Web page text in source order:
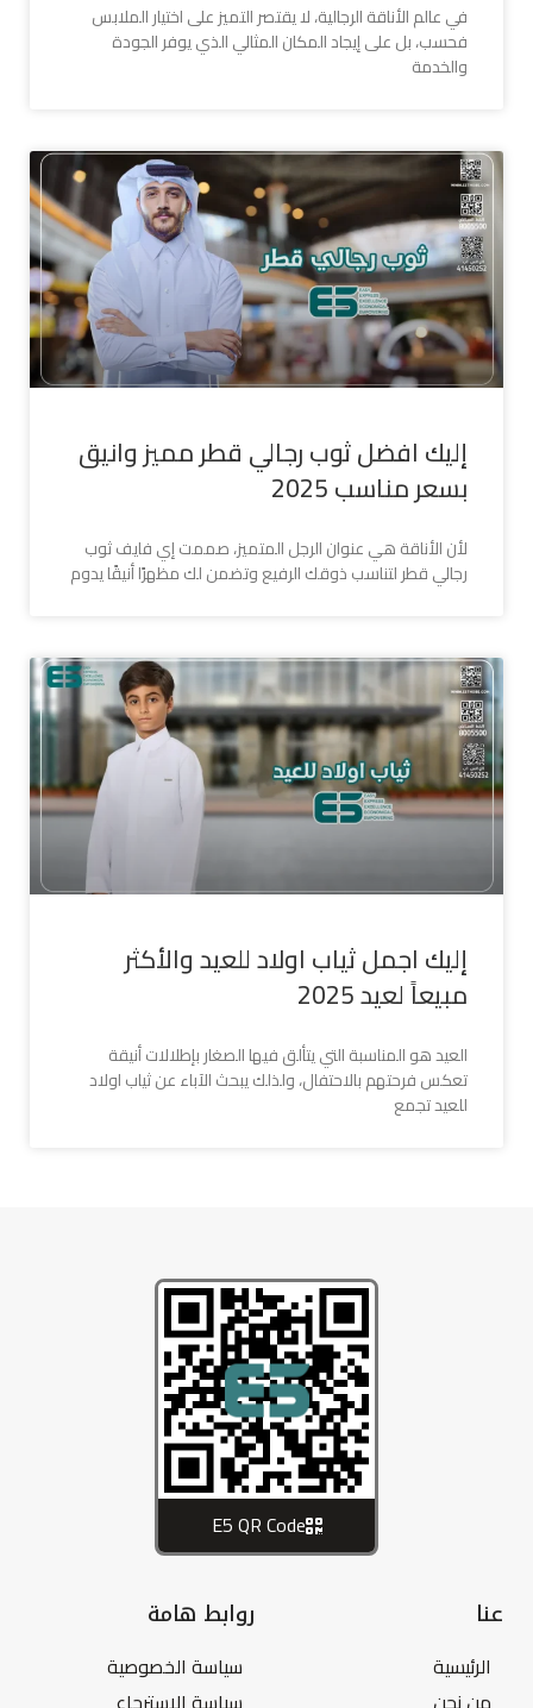
في عالم الأناقة الرجالية، لا يقتصر التميز على اختيار الملابس
فحسب، بل على إيجاد المكان المثالي الذي يوفر الجودة
والخدمة
إليك افضل ثوب رجالي قطر مميز وانيق
بسعر مناسب 2025
لأن الأناقة هي عنوان الرجل المتميز، صممت إي فايف ثوب
رجالي قطر لتناسب ذوقك الرفيع وتضمن لك مظهرًا أنيقًا يدوم
إليك اجمل ثياب اولاد للعيد والأكثر
مبيعاً لعيد 2025
العيد هو المناسبة التي يتألق فيها الصغار بإطلالات أنيقة
تعكس فرحتهم بالاحتفال، ولذلك يبحث الآباء عن ثياب اولاد
للعيد تجمع
E5 QR Code
عنا
الرئيسية
روابط هامة
سياسة الخصوصية